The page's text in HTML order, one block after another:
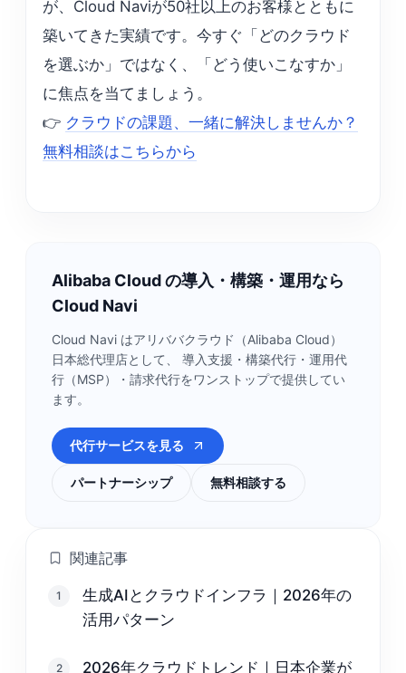
が、Cloud Naviが50社以上のお客様とともに
築いてきた実績です。今すぐ「どのクラウド
を選ぶか」ではなく、「どう使いこなすか」
に焦点を当てましょう。
👉 クラウドの課題、一緒に解決しませんか？
無料相談はこちらから
Alibaba Cloud の導入・構築・運用なら
Cloud Navi
Cloud Navi はアリババクラウド（Alibaba Cloud）
日本総代理店として、 導入支援・構築代行・運用代
行（MSP）・請求代行をワンストップで提供してい
ます。
代行サービスを見る
パートナーシップ 無料相談する
関連記事
1
生成AIとクラウドインフラ｜2026年の
活用パターン
2 2026年クラウドトレンド｜日本企業が